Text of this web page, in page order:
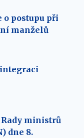
postupu při
manželů
ministrů
dne 8.